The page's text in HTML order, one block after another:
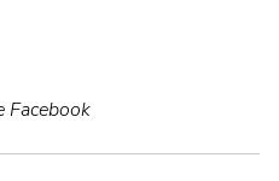
Facebook